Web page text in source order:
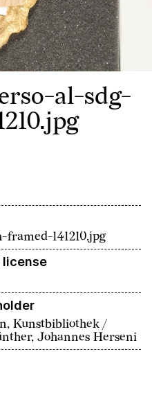
al-sdg-
framed-141210.jpg
license
Kunstbibliothek /
Johannes Herseni